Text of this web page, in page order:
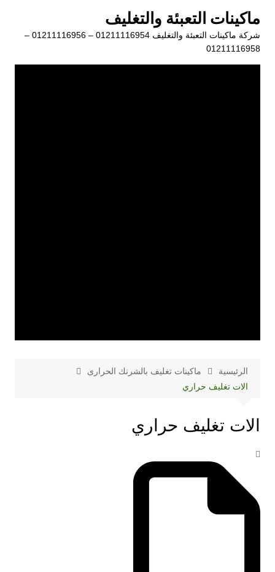
المحتوى
ماكينات التعبئة والتغليف
شركة ماكينات التعبئة والتغليف 01211116954 – 01211116956 –
01211116958
الرئيسية
ماكينات تغليف بالشرنك الحرارى
الات تغليف حراري
الات تغليف حراري